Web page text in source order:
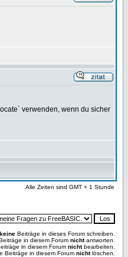
verwenden, wenn du sicher
Alle Zeiten sind GMT + 1 Stunde
Beiträge in dieses Forum schreiben.
in diesem Forum nichtantworten.
in diesem Forum nichtbearbeiten.
Beiträge in diesem Forum nichtlöschen.